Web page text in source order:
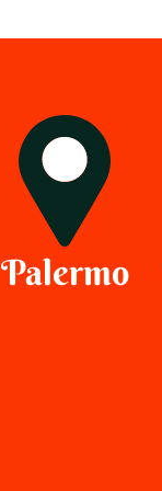
Palermo